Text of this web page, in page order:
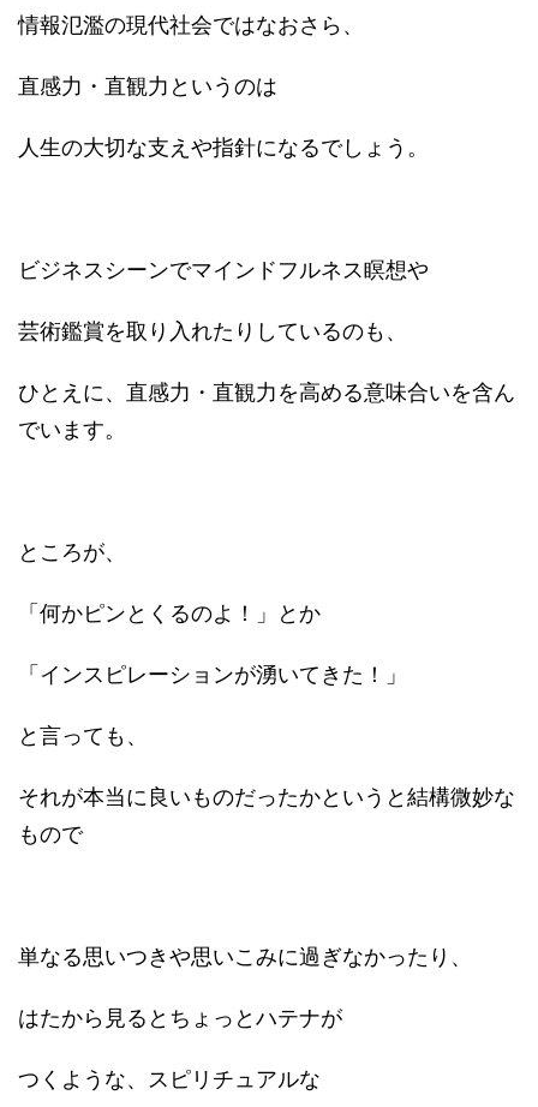
情報氾濫の現代社会ではなおさら、
直感力・直観力というのは
人生の大切な支えや指針になるでしょう。
ビジネスシーンでマインドフルネス瞑想や
芸術鑑賞を取り入れたりしているのも、
ひとえに、直感力・直観力を高める意味合いを含ん
でいます。
ところが、
「何かピンとくるのよ！」とか
「インスピレーションが湧いてきた！」
と言っても、
それが本当に良いものだったかというと結構微妙な
もので
単なる思いつきや思いこみに過ぎなかったり、
はたから見るとちょっとハテナが
つくような、スピリチュアルな